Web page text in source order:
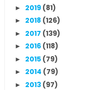
► 2019 (81)
► 2018 (126)
► 2017 (139)
► 2016 (118)
► 2015 (79)
► 2014 (79)
► 2013 (97)